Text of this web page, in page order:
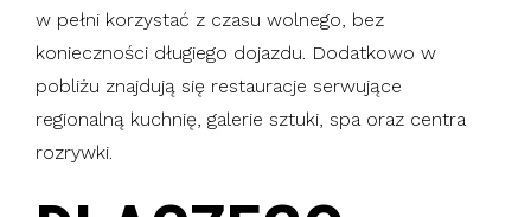
w pełni korzystać z czasu wolnego, bez
konieczności długiego dojazdu. Dodatkowo w
pobliżu znajdują się restauracje serwujące
regionalną kuchnię, galerie sztuki, spa oraz centra
rozrywki.